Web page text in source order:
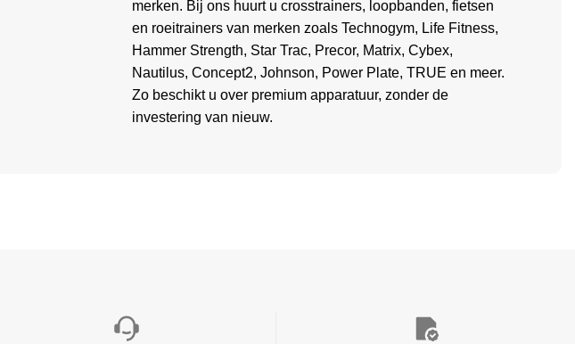
merken. Bij ons huurt u crosstrainers, loopbanden, fietsen
en roeitrainers van merken zoals Technogym, Life Fitness,
Hammer Strength, Star Trac, Precor, Matrix, Cybex,
Nautilus, Concept2, Johnson, Power Plate, TRUE en meer.
Zo beschikt u over premium apparatuur, zonder de
investering van nieuw.